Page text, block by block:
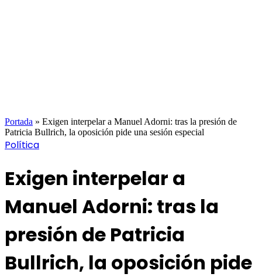
Portada » Exigen interpelar a Manuel Adorni: tras la presión de
Patricia Bullrich, la oposición pide una sesión especial
Política
Exigen interpelar a
Manuel Adorni: tras la
presión de Patricia
Bullrich, la oposición pide